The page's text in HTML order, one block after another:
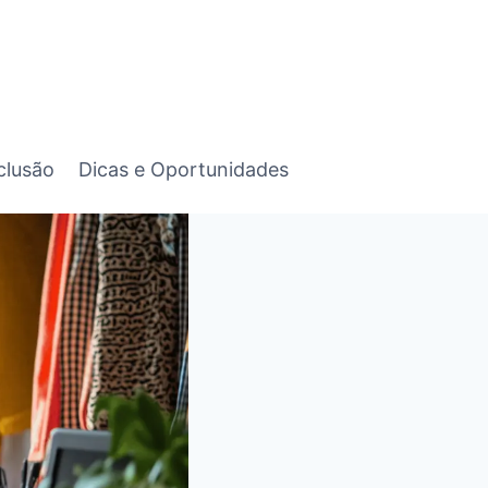
Dicas e Oportunidades